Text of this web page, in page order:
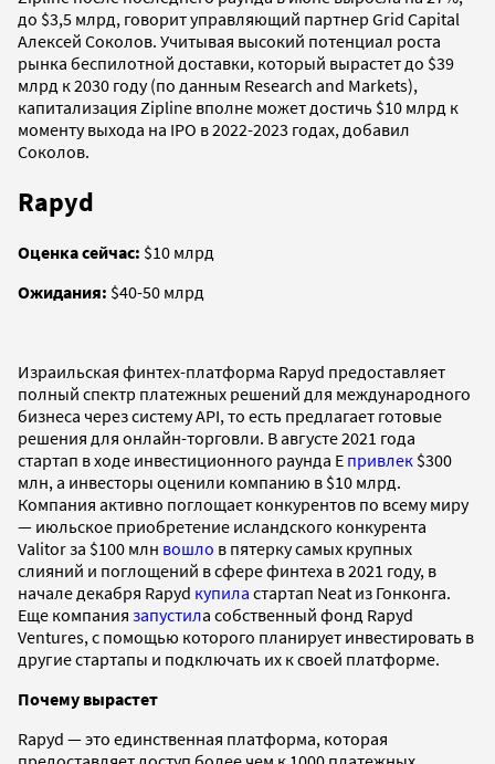
до $3,5 млрд, говорит управляющий партнер Grid Capital
Алексей Соколов. Учитывая высокий потенциал роста
рынка беспилотной доставки, который вырастет до $39
млрд к 2030 году (по данным Research and Markets),
капитализация Zipline вполне может достичь $10 млрд к
моменту выхода на IPO в 2022-2023 годах, добавил
Соколов.
Rapyd
Оценка сейчас: $10 млрд
Ожидания: $40-50 млрд
Израильская финтех-платформа Rapyd предоставляет
полный спектр платежных решений для международного
бизнеса через систему API, то есть предлагает готовые
решения для онлайн-торговли. В августе 2021 года
стартап в ходе инвестиционного раунда E привлек $300
млн, а инвесторы оценили компанию в $10 млрд.
Компания активно поглощает конкурентов по всему миру
— июльское приобретение исландского конкурента
Valitor за $100 млн вошло в пятерку самых крупных
слияний и поглощений в сфере финтеха в 2021 году, в
начале декабря Rapyd купила стартап Neat из Гонконга.
Еще компания запустила собственный фонд Rapyd
Ventures, с помощью которого планирует инвестировать в
другие стартапы и подключать их к своей платформе.
Почему вырастет
Rapyd — это единственная платформа, которая